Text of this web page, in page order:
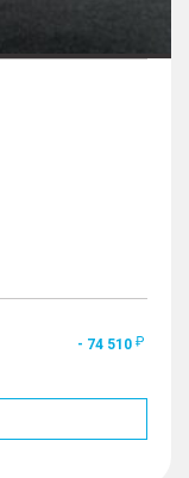
- 74 510